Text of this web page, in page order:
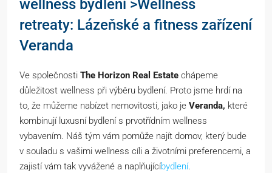
wellness bydlení >Wellness
retreaty: Lázeňské a fitness zařízení
Veranda
Ve společnosti The Horizon Real Estate chápeme
důležitost wellness při výběru bydlení. Proto jsme hrdí na
to, že můžeme nabízet nemovitosti, jako je Veranda, které
kombinují luxusní bydlení s prvotřídním wellness
vybavením. Náš tým vám pomůže najít domov, který bude
v souladu s vašimi wellness cíli a životními preferencemi, a
zajistí vám tak vyvážené a naplňujícíbydlení.